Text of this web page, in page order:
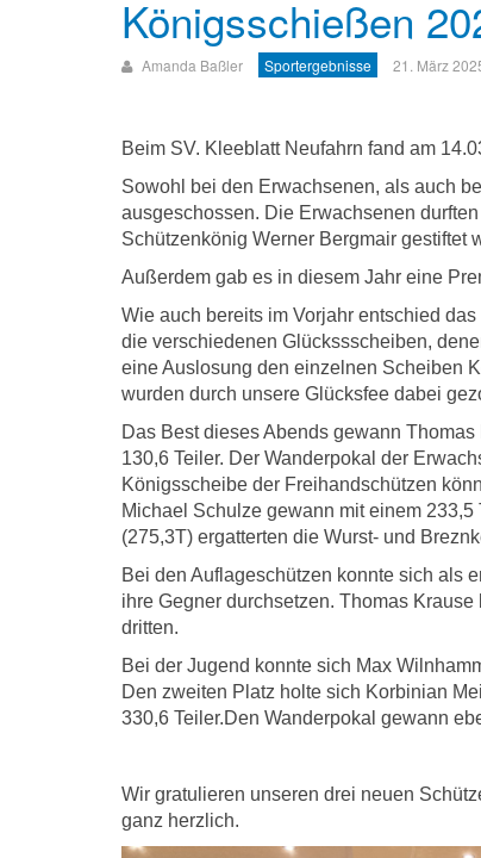
Königsschießen
Amanda Baßler Sportergebnisse 21. März
Beim SV. Kleeblatt Neufahrn fand am
Sowohl bei den Erwachsenen, als auch
ausgeschossen. Die Erwachsenen
Schützenkönig Werner Bergmair gestiftet
Außerdem gab es in diesem Jahr eine
Wie auch bereits im Vorjahr entschied
die verschiedenen Glückssscheiben,
eine Auslosung den einzelnen Scheiben
wurden durch unsere Glücksfee dabei
Das Best dieses Abends gewann
130,6 Teiler. Der Wanderpokal der
Königsscheibe der Freihandschützen
Michael Schulze gewann mit einem
(275,3T) ergatterten die Wurst- und
Bei den Auflageschützen konnte sich als
ihre Gegner durchsetzen. Thomas
dritten.
Bei der Jugend konnte sich Max
Den zweiten Platz holte sich Korbinian
330,6 Teiler.Den Wanderpokal gewann
Wir gratulieren unseren drei neuen
ganz herzlich.